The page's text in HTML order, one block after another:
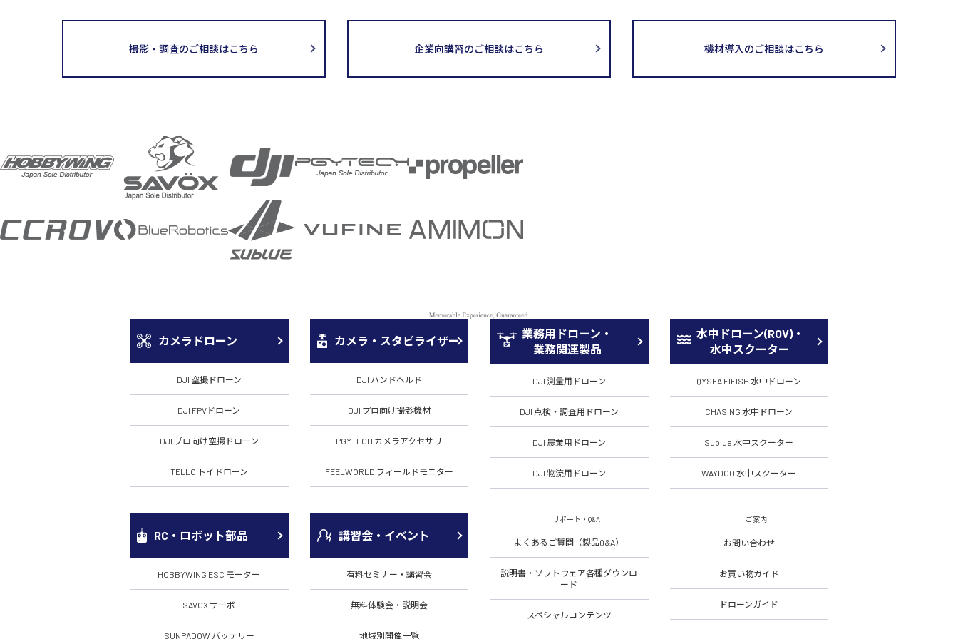
撮影・調査のご相談はこちら 企業向講習のご相談はこちら 機材導入のご相談はこちら
カメラドローン
DJI 空撮ドローン
DJI FPVドローン
DJI プロ向け空撮ドローン
TELLO トイドローン
カメラ・スタビライザー
DJI ハンドヘルド
DJI プロ向け撮影機材
PGYTECH カメラアクセサリ
FEELWORLD フィールドモニター
業務用ドローン・
業務関連製品
DJI 測量用ドローン
DJI 点検・調査用ドローン
DJI 農業用ドローン
DJI 物流用ドローン
水中ドローン(ROV)・
水中スクーター
QYSEA FIFISH 水中ドローン
CHASING 水中ドローン
Sublue 水中スクーター
WAYDOO 水中スクーター
RC・ロボット部品
HOBBYWING ESC モーター
SAVOX サーボ
SUNPADOW バッテリー
講習会・イベント
有料セミナー・講習会
無料体験会・説明会
地域別開催一覧
サポート・Q&A
よくあるご質問（製品Q&A）
説明書・ソフトウェア各種ダウンロ
ード
スペシャルコンテンツ
ご案内
お問い合わせ
お買い物ガイド
ドローンガイド